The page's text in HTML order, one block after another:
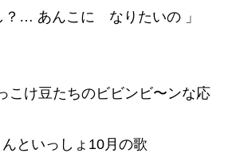
？… あんこに なりたいの 」
こけ豆たちのビビンビ〜ンな応
といっしょ10月の歌